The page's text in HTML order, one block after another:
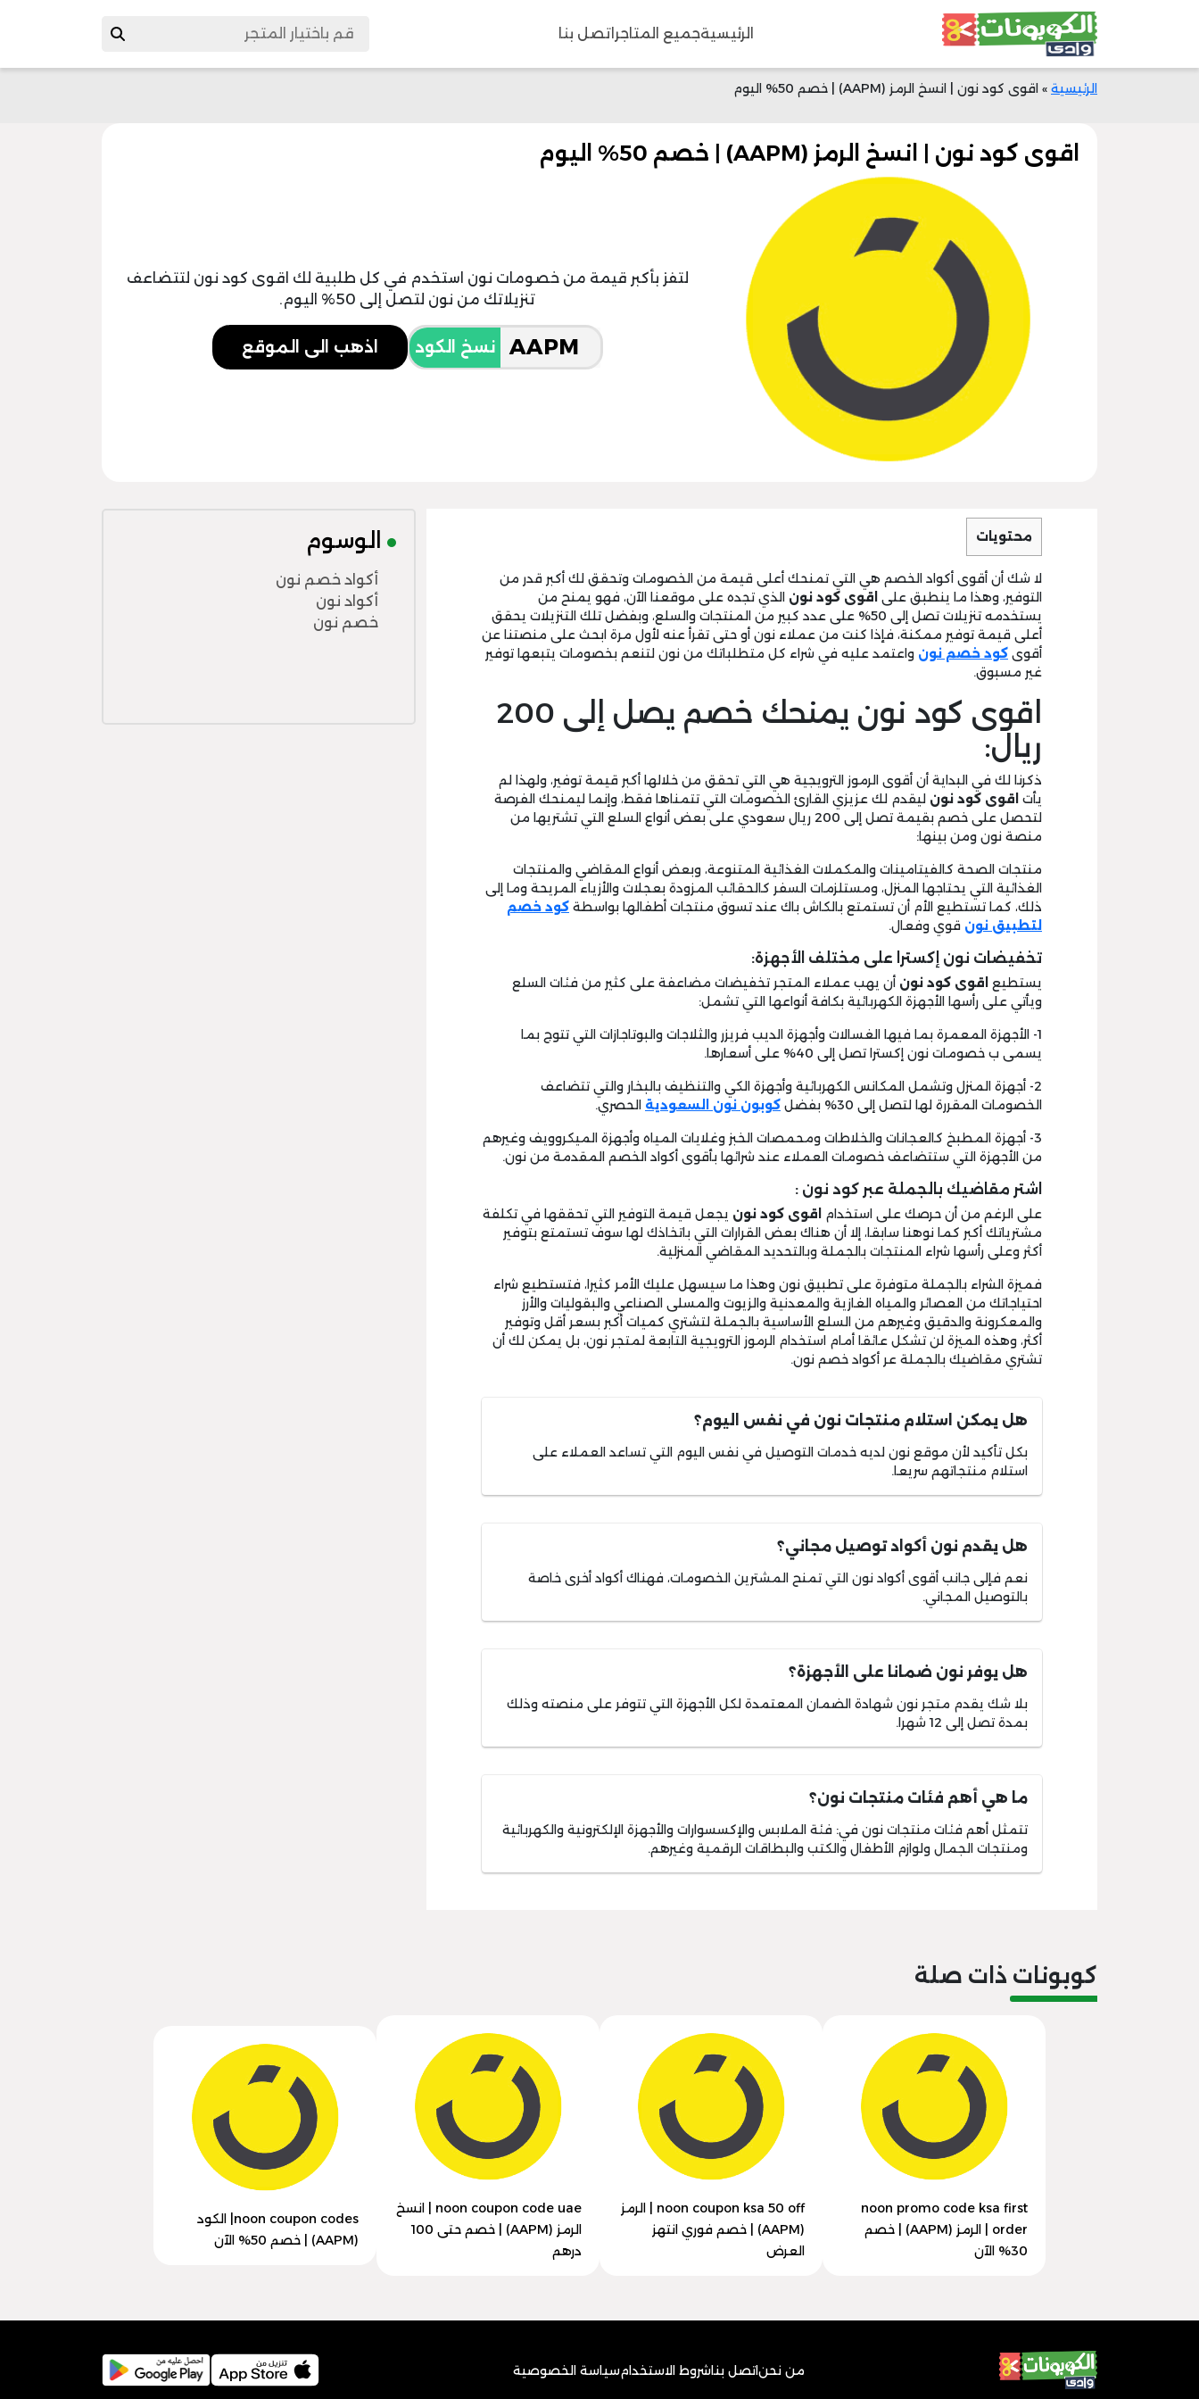
الرئيسيةجميع المتاجر اتصل بنا
الرئيسية » اقوى كود نون | انسخ الرمز (AAPM) | خصم 50% اليوم
اقوى كود نون | انسخ الرمز (AAPM) | خصم 50% اليوم
لتفز بأكبر قيمة من خصومات نون استخدم في كل طلبية لك اقوى كود نون لتتضاعف
تنزيلاتك من نون لتصل إلى 50% اليوم.
نسخ الكود اذهب الى الموقع
محتويات
لا شك أن أقوى أكواد الخصم هي التي تمنحك أعلى قيمة من الخصومات وتحقق لك أكبر قدر من
التوفير، وهذا ما ينطبق على اقوى كود نون الذي تجده على موقعنا الآن، فهو يمنح من
يستخدمه تنزيلات تصل إلى 50% على عدد كبير من المنتجات والسلع، وبفضل تلك التنزيلات يحقق
أعلى قيمة توفير ممكنة، فإذا كنت من عملاء نون أو حتى تقرأ عنه لأول مرة ابحث على منصتنا عن
أقوى كود خصم نون واعتمد عليه في شراء كل متطلباتك من نون لتنعم بخصومات يتبعها توفير
غير مسبوق.
اقوى كود نون يمنحك خصم يصل إلى 200
ريال:
ذكرنا لك في البداية أن أقوى الرموز الترويجية هي التي تحقق من خلالها أكبر قيمة توفير، ولهذا لم
يأت اقوى كود نون ليقدم لك عزيزي القارئ الخصومات التي تتمناها فقط، وإنما ليمنحك الفرصة
لتحصل على خصم بقيمة تصل إلى 200 ريال سعودي على بعض أنواع السلع التي تشتريها من
منصة نون ومن بينها:
منتجات الصحة كالفيتامينات والمكملات الغذائية المتنوعة، وبعض أنواع المقاضي والمنتجات
الغذائية التي يحتاجها المنزل، ومستلزمات السفر كالحقائب المزودة بعجلات والأزياء المريحة وما إلى
ذلك، كما تستطيع الأم أن تستمتع بالكاش باك عند تسوق منتجات أطفالها بواسطة كود خصم
لتطبيق نون قوي وفعال.
تخفيضات نون إكسترا على مختلف الأجهزة:
يستطيع اقوى كود نون أن يهب عملاء المتجر تخفيضات مضاعفة على كثير من فئات السلع
ويأتي على رأسها الأجهزة الكهربائية بكافة أنواعها التي تشمل:
1- الأجهزة المعمرة بما فيها الغسالات وأجهزة الديب فريزر والثلاجات والبوتاجازات التي تتوج بما
يسمى ب خصومات نون إكسترا تصل إلى 40% على أسعارها.
2- أجهزة المنزل وتشمل المكانس الكهربائية وأجهزة الكي والتنظيف بالبخار والتي تتضاعف
الخصومات المقررة لها لتصل إلى 30% بفضل
كوبون نون السعودية الحصري.
3- أجهزة المطبخ كالعجانات والخلاطات ومحمصات الخبز وغلايات المياه وأجهزة الميكروويف وغيرهم
من الأجهزة التي ستتضاعف خصومات العملاء عند شرائها بأقوى أكواد الخصم المقدمة من نون.
اشتر مقاضيك بالجملة عبر كود نون :
على الرغم من أن حرصك على استخدام اقوى كود نون يجعل قيمة التوفير التي تحققها في تكلفة
مشترياتك أكبر كما نوهنا سابقا، إلا أن هناك بعض القرارات التي باتخاذك لها سوف تستمتع بتوفير
أكثر وعلى رأسها شراء المنتجات بالجملة وبالتحديد المقاضي المنزلية.
فميزة الشراء بالجملة متوفرة على تطبيق نون وهذا ما سيسهل عليك الأمر كثيرا، فتستطيع شراء
احتياجاتك من العصائر والمياه الغازية والمعدنية والزيوت والمسلى الصناعي والبقوليات والأرز
والمعكرونة والدقيق وغيرهم من السلع الأساسية بالجملة لتشتري كميات أكبر بسعر أقل وتوفير
أكثر، وهذه الميزة لن تشكل عائقا أمام استخدام الرموز الترويجية التابعة لمتجر نون، بل يمكن لك أن
تشتري مقاضيك بالجملة عر أكواد خصم نون.
هل يمكن استلام منتجات نون في نفس اليوم؟
بكل تأكيد لأن موقع نون لديه خدمات التوصيل في نفس اليوم التي تساعد العملاء على
استلام منتجاتهم سريعا.
هل يقدم نون أكواد توصيل مجاني؟
نعم فإلى جانب أقوى أكواد نون التي تمنح المشترين الخصومات، فهناك أكواد أخرى خاصة
بالتوصيل المجاني.
هل يوفر نون ضمانا على الأجهزة؟
بلا شك يقدم متجر نون شهادة الضمان المعتمدة لكل الأجهزة التي تتوفر على منصته وذلك
بمدة تصل إلى 12 شهرا.
ما هي أهم فئات منتجات نون؟
تتمثل أهم فئات منتجات نون في: فئة الملابس والإكسسوارات والأجهزة الإلكترونية والكهربائية
ومنتجات الجمال ولوازم الأطفال والكتب والبطاقات الرقمية وغيرهم.
الوسوم
أكواد خصم نون
أكواد نون
خصم نون
كوبونات ذات صلة
noon promo code ksa first
order | الرمز (AAPM) | خصم
30% الآن
noon coupon ksa 50 off | الرمز
(AAPM) | خصم فوري انتهز
العرض
noon coupon code uae | انسخ
الرمز (AAPM) | خصم حتى 100
درهم
noon coupon codes| الكود
(AAPM) | خصم 50% الآن
من نحناتصل بناشروط الاستخدامسياسة الخصوصية